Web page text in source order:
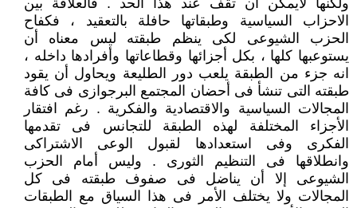
ولكنها لايمكن ان تقف عند هذا الحد . فالعلاقة بين
الاحزاب السياسية وطبقاتها حافلة بالتعقيد ، فكفاح
الحزب الشيوعى لكى ينظم طبقته ليس معناه أن
يستوعبها كلها ، بكل أجزائها وقطاعاتها وأفرادها داخله ،
انه جزء من الطبقة يلعب دور الطليعة ويحاول أن يقود
طبقته التى تنشأ فى أحضان المجتمع البرجوازى فى كافة
المجالات السياسية والاقتصادية والفكرية . رغم افتقار
الأجزاء المختلفة لهذه الطبقة للتجانس فى تقدمها
الفكرى وفى استعدادها لقبول الوعى الاشتراكى
وانطلاقها فى التنظيم الثورى . وليس أمام الحزب
الشيوعى إلا أن يناضل فى صفوف طبقته فى كل
المجالات ولا يختلف الأمر فى هذا السياق مع الطبقات